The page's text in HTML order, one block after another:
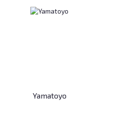
Yamatoyo